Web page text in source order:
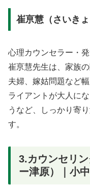
崔亰慧（さいき
心理カウンセラー・
崔亰慧先生は、家族
夫婦、嫁姑問題など
ライアントが大人に
うなど、しっかり寄
す。
3.カウンセリ
ー津原）｜小